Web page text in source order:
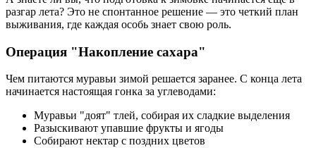
разгар лета? Это не спонтанное решение — это четкий план
выживания, где каждая особь знает свою роль.
Операция "Накопление сахара"
Чем питаются муравьи зимой решается заранее. С конца лета
начинается настоящая гонка за углеводами:
Муравьи "доят" тлей, собирая их сладкие выделения
Разыскивают упавшие фрукты и ягоды
Собирают нектар с поздних цветов